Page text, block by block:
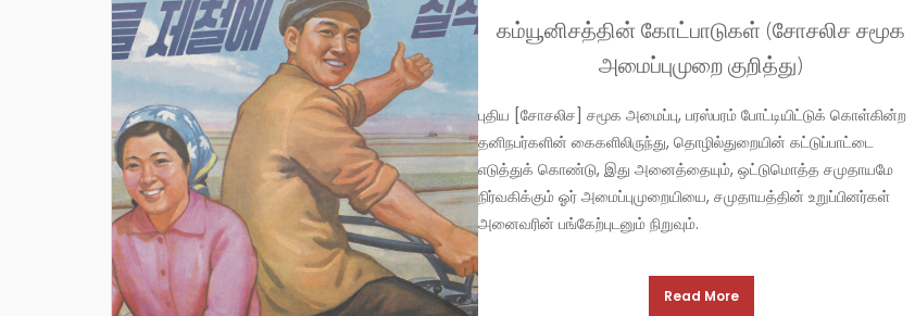
கம்யூனிசத்தின் கோட்பாடுகள் (சோசலிச சமூக
அமைப்புமுறை குறித்து)
புதிய [சோசலிச] சமூக அமைப்பு, பரஸ்பரம் போட்டியிட்டுக் கொள்கின்ற
தனிநபர்களின் கைகளிலிருந்து, தொழில்துறையின் கட்டுப்பாட்டை
எடுத்துக் கொண்டு, இது அனைத்தையும், ஒட்டுமொத்த சமுதாயமே
நிர்வகிக்கும் ஓர் அமைப்புமுறையியை, சமுதாயத்தின் உறுப்பினர்கள்
அனைவரின் பங்கேற்புடனும் நிறுவும்.
Read More